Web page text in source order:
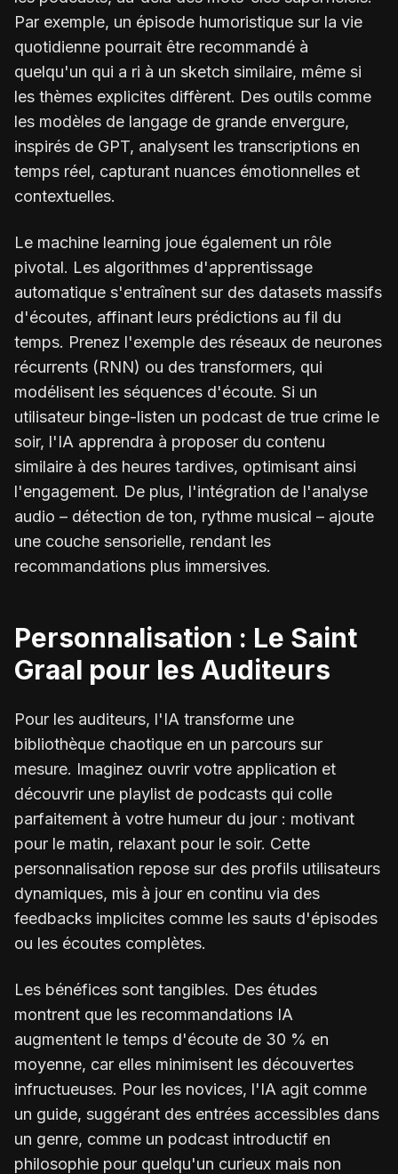
Par exemple, un épisode humoristique sur la vie
quotidienne pourrait être recommandé à
quelqu'un qui a ri à un sketch similaire, même si
les thèmes explicites diffèrent. Des outils comme
les modèles de langage de grande envergure,
inspirés de GPT, analysent les transcriptions en
temps réel, capturant nuances émotionnelles et
contextuelles.
Le machine learning joue également un rôle
pivotal. Les algorithmes d'apprentissage
automatique s'entraînent sur des datasets massifs
d'écoutes, affinant leurs prédictions au fil du
temps. Prenez l'exemple des réseaux de neurones
récurrents (RNN) ou des transformers, qui
modélisent les séquences d'écoute. Si un
utilisateur binge-listen un podcast de true crime le
soir, l'IA apprendra à proposer du contenu
similaire à des heures tardives, optimisant ainsi
l'engagement. De plus, l'intégration de l'analyse
audio – détection de ton, rythme musical – ajoute
une couche sensorielle, rendant les
recommandations plus immersives.
Personnalisation : Le Saint
Graal pour les Auditeurs
Pour les auditeurs, l'IA transforme une
bibliothèque chaotique en un parcours sur
mesure. Imaginez ouvrir votre application et
découvrir une playlist de podcasts qui colle
parfaitement à votre humeur du jour : motivant
pour le matin, relaxant pour le soir. Cette
personnalisation repose sur des profils utilisateurs
dynamiques, mis à jour en continu via des
feedbacks implicites comme les sauts d'épisodes
ou les écoutes complètes.
Les bénéfices sont tangibles. Des études
montrent que les recommandations IA
augmentent le temps d'écoute de 30 % en
moyenne, car elles minimisent les découvertes
infructueuses. Pour les novices, l'IA agit comme
un guide, suggérant des entrées accessibles dans
un genre, comme un podcast introductif en
philosophie pour quelqu'un curieux mais non